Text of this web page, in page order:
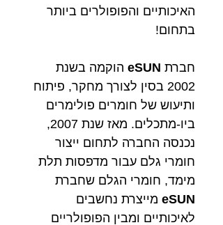
האיכותיים והפופולרים ביותר
בתחום!
חברת eSUN הוקמה בשנת
2002 בסין לצורך מחקר, פיתוח
ותיעוש של חומרים פולימרים
ביו-מתכלים. מאז שנת 2007,
נכנסה החברה לתחום ייצור
חומרי גלם עבור מדפסות תלת
מימד, חומרי הגלם שחברת
eSUN מייצרת נחשבים
לאיכותיים ומבין הפופולריים